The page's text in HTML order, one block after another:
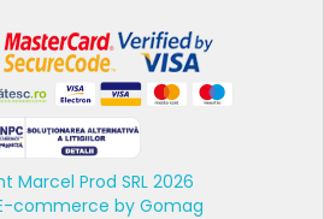
Marcel Prod SRL 2026
commerce by Gomag